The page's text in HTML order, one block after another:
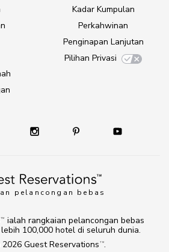
pelancongan bebas
Kadar Kumpulan
Perkahwinan
Penginapan Lanjutan
Pilihan Privasi
2026 Guest Reservations TM.
TM
ialah rangkaian pelancongan bebas
100,000 hotel di seluruh dunia.